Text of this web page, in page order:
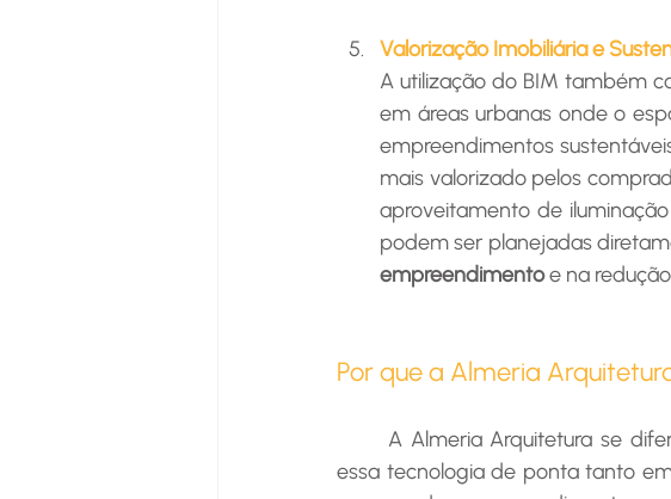
Valorização Imobiliária e
A utilização do BIM também
em áreas urbanas onde o
empreendimentos
mais valorizado pelos
aproveitamento de
podem ser planejadas
empreendimento e na
Por que a Almeria
essa tecnologia de ponta tanto